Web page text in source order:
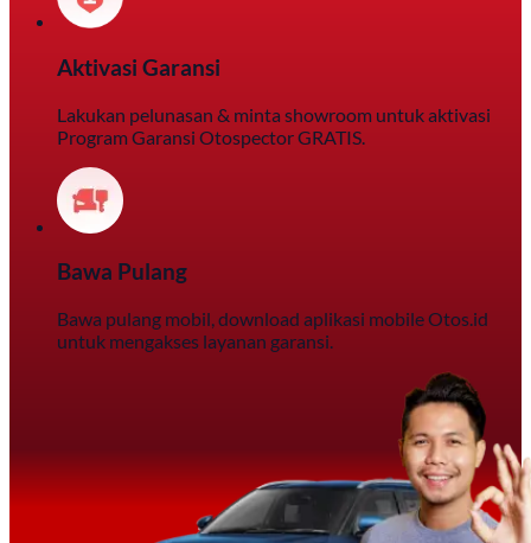
Aktivasi Garansi
Lakukan pelunasan & minta showroom untuk aktivasi
Program Garansi Otospector GRATIS.
Bawa Pulang
Bawa pulang mobil, download aplikasi mobile Otos.id
untuk mengakses layanan garansi.